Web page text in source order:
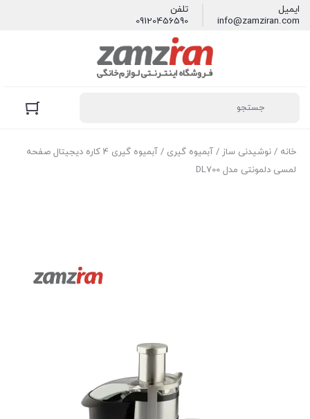
ایمیل
info@zamziran.com
تلفن
09120456590
خانه / نوشیدنی ساز / آبمیوه گیری
/ آبمیوه گیری 4 کاره دیجیتال صفحه
لمسی دلمونتی مدل DL700